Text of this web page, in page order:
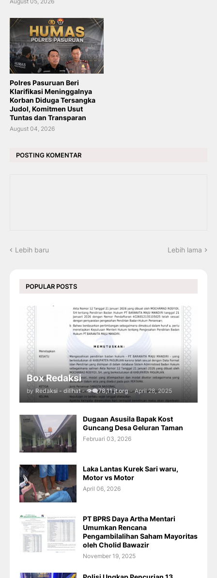
Polres Pasuruan Beri
Klarifikasi Meninggalnya
Korban Diduga Tersangka
Judol, Komitmen Usut
Tuntas dan Transparan
August 04, 2026
POSTING KOMENTAR
Lebih baru Lebih lama
POPULAR POSTS
Box Redaksi
by Redaksi - dilihat - 👁️‍🗨️78,11 jt.org - April 28, 2025
Dugaan Asusila Bapak Kost
Guncang Desa Geluran Taman
Februari 03, 2026
Laka Lantas Kurek Sari waru,
Motor vs Motor
April 06, 2026
PT BPRS Daya Artha Mentari
Umumkan Rencana
Pengambilalihan Saham Mayoritas
oleh Cholid Bawazir
November 19, 2025